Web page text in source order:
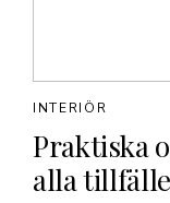
Praktiska
alla
INTERIÖR